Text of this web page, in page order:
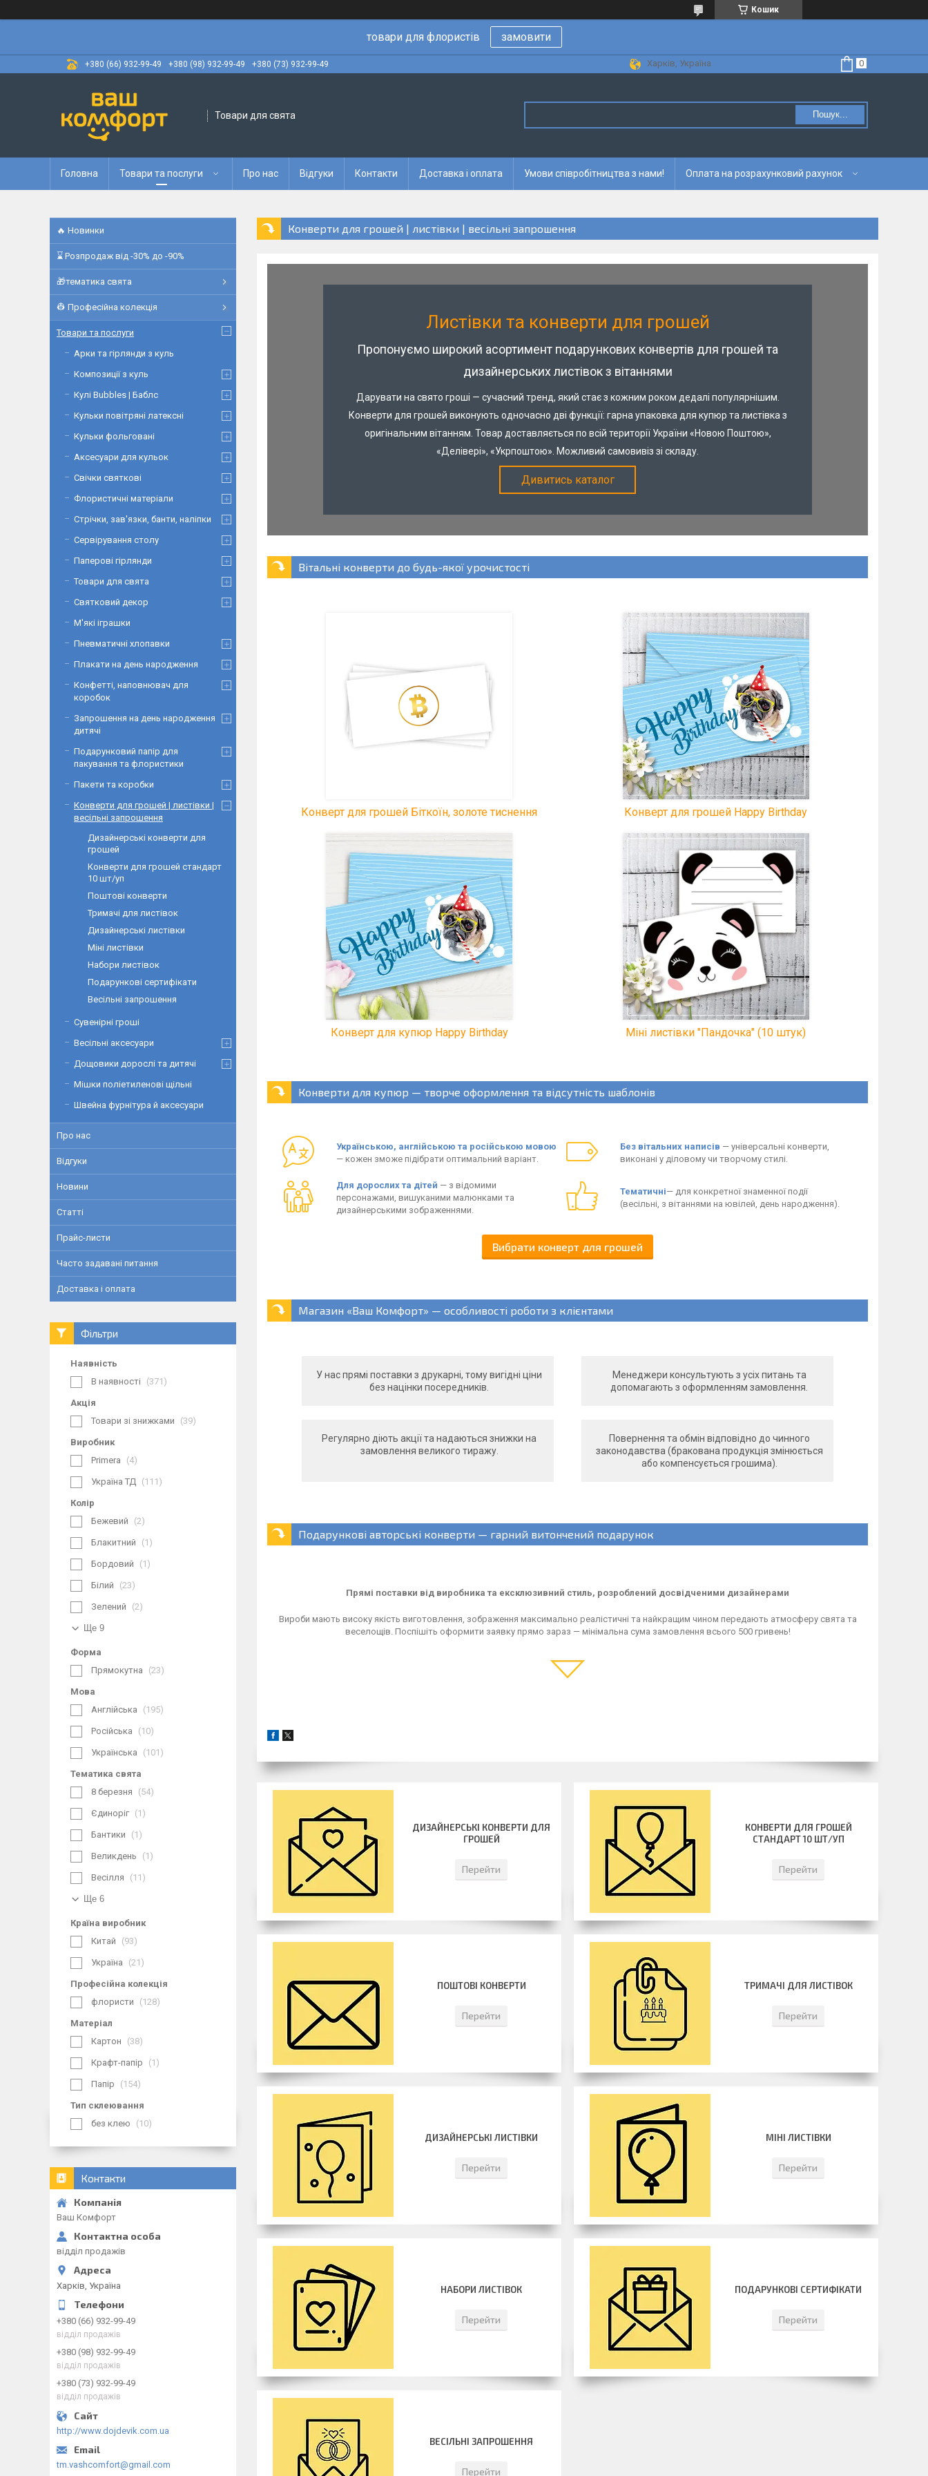
Кошик
товари для флористів замовити
+380 (66) 932-99-49 +380 (98) 932-99-49 +380 (73) 932-99-49 Харків, Україна
Товари для свята Пошук...
Головна Товари та послуги Про нас Відгуки Контакти Доставка і оплата Умови співробітництва з нами! Оплата на розрахунковий рахунок
Конверти для грошей | листівки | весільні запрошення
Листівки та конверти для грошей
Пропонуємо широкий асортимент подарункових конвертів для грошей та
дизайнерських листівок з вітаннями
Дарувати на свято гроші — сучасний тренд, який стає з кожним роком дедалі популярнішим.
Конверти для грошей виконують одночасно дві функції: гарна упаковка для купюр та листівка з
оригінальним вітанням. Товар доставляється по всій території України «Новою Поштою»,
«Делівері», «Укрпоштою». Можливий самовивіз зі складу.
Дивитись каталог
Вітальні конверти до будь-якої урочистості
написом. Виготовляється невеликим
презентом.
Конверт для грошей Біткоїн, золоте тиснення
унікальне зображення, тематичний
подарунок.
Конверт для грошей Happy Birthday
Прекрасний спосіб подарувати гроші,
а винуватець урочистості сам
Конверт для купюр Happy Birthday
Чудово прикрасять букет квітів або
зв'язку повітряних куль,
підкреслюючи любов, турботу та
увагу.
Міні листівки "Пандочка" (10 штук)
Конверти для купюр — творче оформлення та відсутність шаблонів
Українською, англійською та російською мовою
— кожен зможе підібрати оптимальний варіант.
Для дорослих та дітей — з відомими
персонажами, вишуканими малюнками та
дизайнерськими зображеннями.
Без вітальних написів — універсальні конверти,
виконані у діловому чи творчому стилі.
Тематичні— для конкретної знаменної події
(весільні, з вітаннями на ювілей, день народження).
Вибрати конверт для грошей
Магазин «Ваш Комфорт» — особливості роботи з клієнтами
У нас прямі поставки з друкарні, тому вигідні ціни
без націнки посередників.
Менеджери консультують з усіх питань та
допомагають з оформленням замовлення.
Регулярно діють акції та надаються знижки на
замовлення великого тиражу.
Повернення та обмін відповідно до чинного
законодавства (бракована продукція змінюється
або компенсується грошима).
Подарункові авторські конверти — гарний витончений подарунок
Прямі поставки від виробника та ексклюзивний стиль, розроблений досвідченими дизайнерами
Вироби мають високу якість виготовлення, зображення максимально реалістичні та найкращим чином передають атмосферу свята та
веселощів. Поспішіть оформити заявку прямо зараз — мінімальна сума замовлення всього 500 гривень!
ДИЗАЙНЕРСЬКІ КОНВЕРТИ ДЛЯ
ГРОШЕЙ
Перейти
КОНВЕРТИ ДЛЯ ГРОШЕЙ
СТАНДАРТ 10 ШТ/УП
Перейти
ПОШТОВІ КОНВЕРТИ
Перейти
ТРИМАЧІ ДЛЯ ЛИСТІВОК
Перейти
ДИЗАЙНЕРСЬКІ ЛИСТІВКИ
Перейти
МІНІ ЛИСТІВКИ
Перейти
НАБОРИ ЛИСТІВОК
Перейти
ПОДАРУНКОВІ СЕРТИФІКАТИ
Перейти
ВЕСІЛЬНІ ЗАПРОШЕННЯ
Перейти
🔥 Новинки
⌛ Розпродаж від -30% до -90%
🎁тематика свята
👷 Професійна колекція
Товари та послуги
Арки та гірлянди з куль
Композиції з куль
Кулі Bubbles | Баблс
Кульки повітряні латексні
Кульки фольговані
Аксесуари для кульок
Свічки святкові
Флористичні матеріали
Стрічки, зав'язки, банти, наліпки
Сервірування столу
Паперові гірлянди
Товари для свята
Святковий декор
М'які іграшки
Пневматичні хлопавки
Плакати на день народження
Конфетті, наповнювач для
коробок
Запрошення на день народження
дитячі
Подарунковий папір для
пакування та флористики
Пакети та коробки
Конверти для грошей | листівки |
весільні запрошення
Дизайнерські конверти для
грошей
Конверти для грошей стандарт
10 шт/уп
Поштові конверти
Тримачі для листівок
Дизайнерські листівки
Міні листівки
Набори листівок
Подарункові сертифікати
Весільні запрошення
Сувенірні гроші
Весільні аксесуари
Дощовики дорослі та дитячі
Мішки поліетиленові щільні
Швейна фурнітура й аксесуари
Про нас
Відгуки
Новини
Статті
Прайс-листи
Часто задавані питання
Доставка і оплата
Фільтри
Наявність
В наявності
371
Акція
Товари зі знижками
39
Виробник
Primera
4
Україна ТД 111
Колір
Бежевий
2
Блакитний 1
Бордовий 1
Білий 23
Зелений 2
Ще 9
Форма
Прямокутна
23
Мова
Англійська
195
Російська 10
Українська 101
Тематика свята
8 березня
54
Єдиноріг 1
Бантики 1
Великдень 1
Весілля 11
Ще 6
Країна виробник
Китай
93
Україна 21
Професійна колекція
флористи
128
Матеріал
Картон
38
Крафт-папір 1
Папір 154
Тип склеювання
без клею
10
Контакти
Ваш Комфорт
відділ продажів
Харків, Україна
+380 (66) 932-99-49
відділ продажів
+380 (98) 932-99-49
відділ продажів
+380 (73) 932-99-49
відділ продажів
http://www.dojdevik.com.ua
tm.vashcomfort@gmail.com